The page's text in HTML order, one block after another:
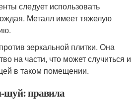
следует использовать
Металл имеет тяжелую
зеркальной плитки. Она
на части, что может случиться и
в таком помещении.
шуй: правила